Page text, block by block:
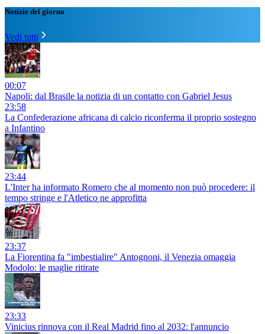
Notizie del giorno
Vedi tutti
00:07
Napoli: dal Brasile la notizia di un contatto con Gabriel Jesus
23:58
La Confederazione africana di calcio riconferma il proprio sostegno
a Infantino
23:44
L'Inter ha informato Romero che al momento non può procedere: il
tempo stringe e l'Atletico ne approfitta
23:37
La Fiorentina fa "imbestialire" Antognoni, il Venezia omaggia
Modolo: le maglie ritirate
23:33
Vinicius rinnova con il Real Madrid fino al 2032: l'annuncio